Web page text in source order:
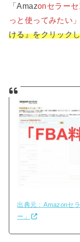
「Amazonセラー
っと使ってみたい」
ける』をクリック
出典元：Amazonセ
ー」